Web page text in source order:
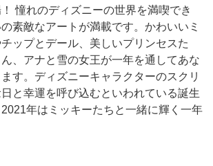
憧れのディズニーの世界を満喫でき
素敵なアートが満載です。かわいいミ
ップとデール、美しいプリンセスた
、アナと雪の女王が一年を通してあな
す。ディズニーキャラクターのスクリ
と幸運を呼び込むといわれている誕生
年はミッキーたちと一緒に輝く一年